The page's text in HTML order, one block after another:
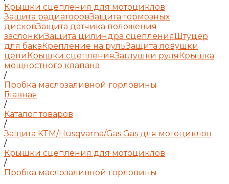
Крышки сцепления для мотоциклов
Защита радиаторовЗащита тормозных
дисковЗащита датчика положения
заслонкиЗащита цилиндра сцепленияШтуцер
для бакаКрепление на рульЗащита ловушки
цепиКрышки сцепленияЗаглушки руляКрышка
мощностного клапана
/
Пробка маслозаливной горловины
Главная
/
Каталог товаров
/
Защита KTM/Husqvarna/Gas Gas для мотоциклов
/
Крышки сцепления для мотоциклов
/
Пробка маслозаливной горловины